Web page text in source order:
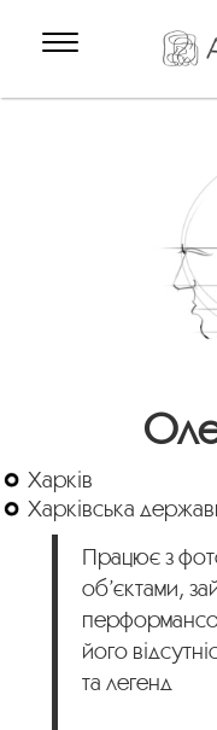
Харків
Харківська
Працює з
об’єктами,
його
та легенд